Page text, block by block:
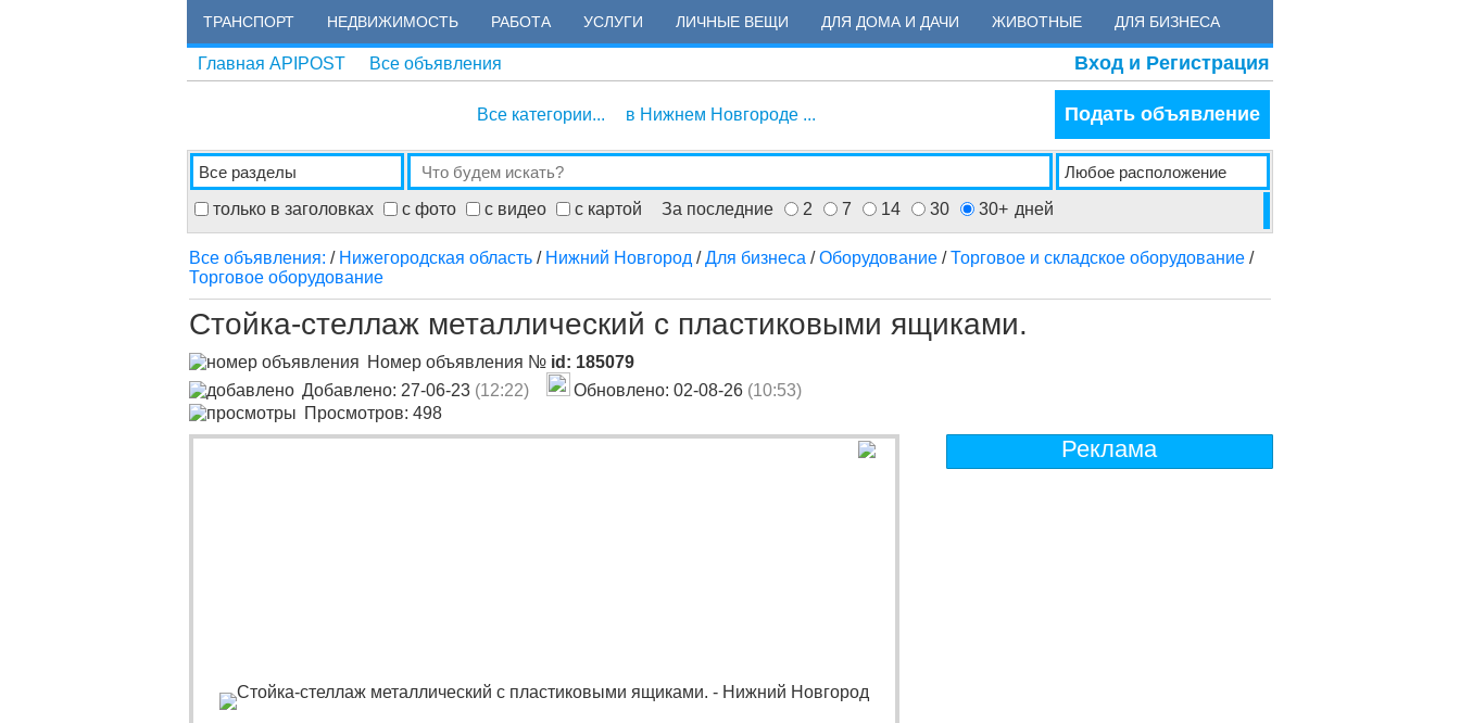
ТРАНСПОРТ НЕДВИЖИМОСТЬ РАБОТА УСЛУГИ ЛИЧНЫЕ ВЕЩИ ДЛЯ ДОМА И ДАЧИ ЖИВОТНЫЕ ДЛЯ БИЗНЕСА
Главная APIPOST Все объявления Вход и Регистрация
Все категории... в Нижнем Новгороде ... Подать объявление
только в заголовках с фото с видео с картой За последние 2 7 14 30 30+ дней
Все объявления: / Нижегородская область / Нижний Новгород /Для бизнеса /Оборудование /Торговое и складское оборудование /
Торговое оборудование
Стойка-стеллаж металлический с пластиковыми ящиками.
Номер объявления № id: 185079
Добавлено: 27-06-23 (12:22) Обновлено: 02-08-26 (10:53)
Просмотров: 498
Реклама